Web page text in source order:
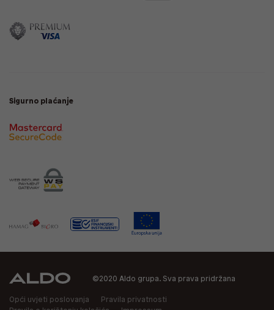
Sigurno plaćanje
©2020 Aldo grupa. Sva prava pridržana
Opći uvjeti poslovanja
Pravila privatnosti